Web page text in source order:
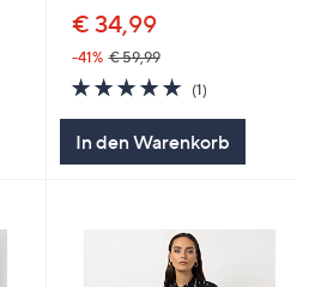
€ 34,99
-41% € 59,99
5.0
von
5
(1)
In den Warenkorb